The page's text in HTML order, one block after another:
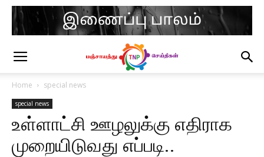
Home special news
special news
உள்ளாட்சி ஊழலுக்கு எதிராக
முறையிடுவது எப்படி..